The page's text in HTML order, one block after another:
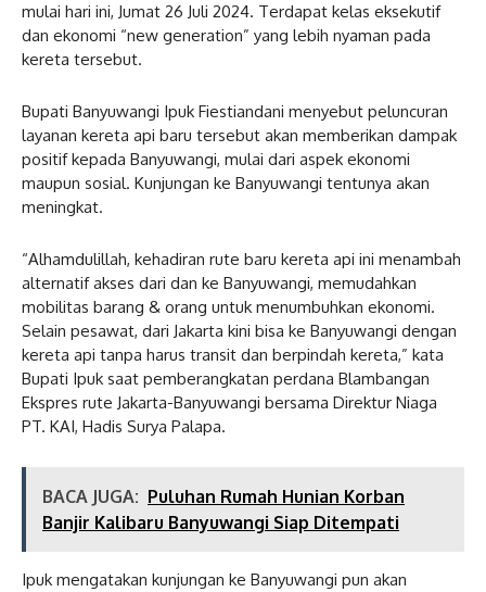
mulai hari ini, Jumat 26 Juli 2024. Terdapat kelas eksekutif
dan ekonomi “new generation” yang lebih nyaman pada
kereta tersebut.
Bupati Banyuwangi Ipuk Fiestiandani menyebut peluncuran
layanan kereta api baru tersebut akan memberikan dampak
positif kepada Banyuwangi, mulai dari aspek ekonomi
maupun sosial. Kunjungan ke Banyuwangi tentunya akan
meningkat.
“Alhamdulillah, kehadiran rute baru kereta api ini menambah
alternatif akses dari dan ke Banyuwangi, memudahkan
mobilitas barang & orang untuk menumbuhkan ekonomi.
Selain pesawat, dari Jakarta kini bisa ke Banyuwangi dengan
kereta api tanpa harus transit dan berpindah kereta,” kata
Bupati Ipuk saat pemberangkatan perdana Blambangan
Ekspres rute Jakarta-Banyuwangi bersama Direktur Niaga
PT. KAI, Hadis Surya Palapa.
BACA JUGA: Puluhan Rumah Hunian Korban
Banjir Kalibaru Banyuwangi Siap Ditempati
Ipuk mengatakan kunjungan ke Banyuwangi pun akan